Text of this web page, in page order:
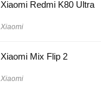
Xiaomi Redmi K80 Ultra
Xiaomi
Xiaomi Mix Flip 2
Xiaomi